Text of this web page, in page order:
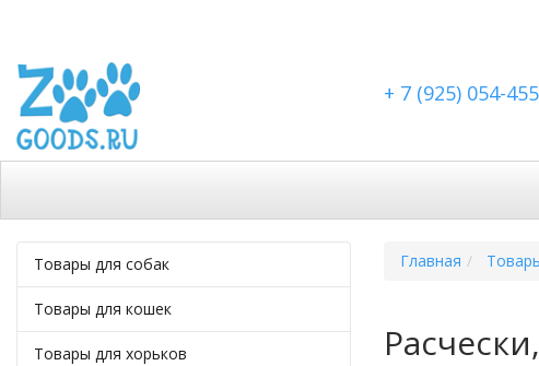
+ 7 (925) 054-
Товары для собак
Товары для кошек
Товары для хорьков
Главная